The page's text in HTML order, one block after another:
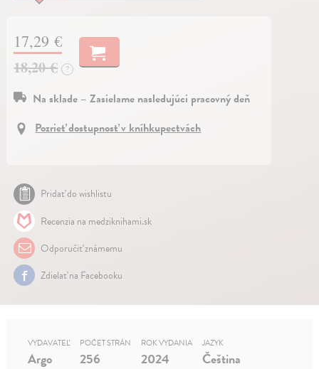
17,29 €
18,20 €
?
Na sklade – Zasielame nasledujúci pracovný deň
Pozrieť dostupnosť v kníhkupectvách
Pridať do wishlistu
Recenzia na medziknihami.sk
Odporučiť známemu
Zdielať na Facebooku
VYDAVATEĽ
Argo
POČET STRÁN
256
ROK VYDANIA
2024
JAZYK
Čeština